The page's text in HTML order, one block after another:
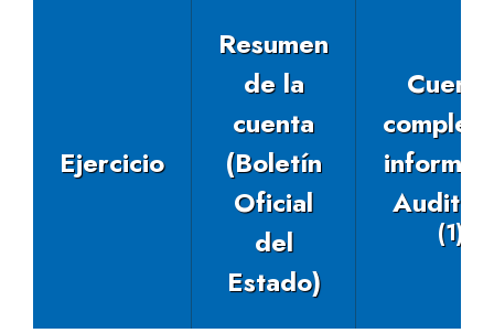
Ejercicio
Resumen
de la
cuenta
(Boletín
Oficial
del
Estado)
Cuenta
informe
(1)